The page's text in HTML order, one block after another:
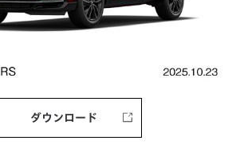
ダウンロード